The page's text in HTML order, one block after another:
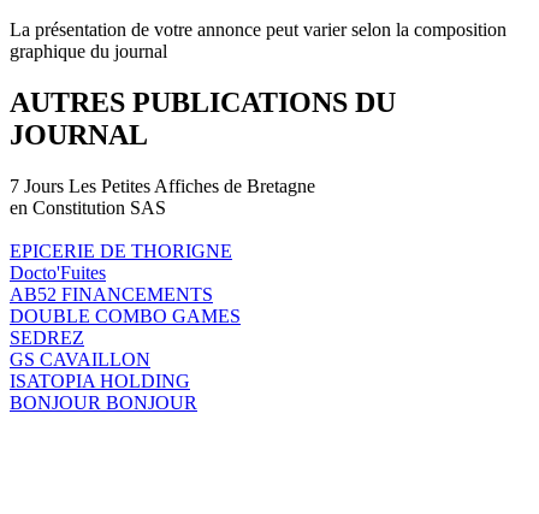
La présentation de votre annonce peut varier selon la composition
graphique du journal
AUTRES PUBLICATIONS DU
JOURNAL
7 Jours Les Petites Affiches de Bretagne
en Constitution SAS
EPICERIE DE THORIGNE
Docto'Fuites
AB52 FINANCEMENTS
DOUBLE COMBO GAMES
SEDREZ
GS CAVAILLON
ISATOPIA HOLDING
BONJOUR BONJOUR